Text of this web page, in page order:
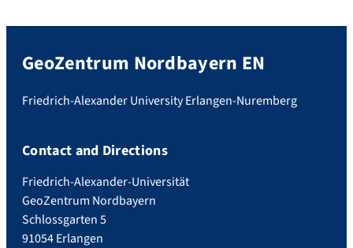
GeoZentrum Nordbayern EN
Friedrich-Alexander University Erlangen-Nuremberg
Contact and Directions
Friedrich-Alexander-Universität
GeoZentrum Nordbayern
Schlossgarten 5
91054 Erlangen